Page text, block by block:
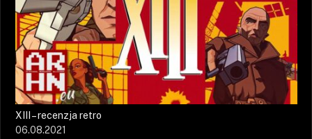
XIII – recenzja retro
06.08.2021